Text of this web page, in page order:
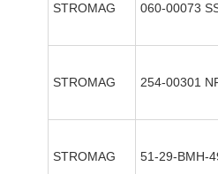
STROMAG 060-00073
STROMAG 254-00301
STROMAG 51-29-BMH-